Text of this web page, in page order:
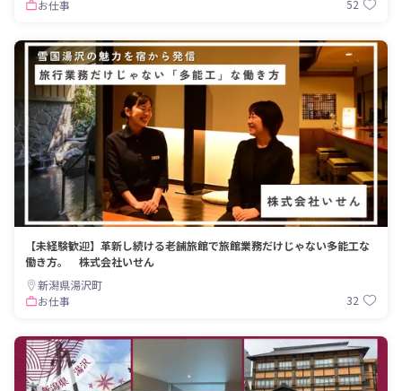
お仕事
52
【未経験歓迎】革新し続ける老舗旅館で旅館業務だけじゃない多能工な
働き方。 株式会社いせん
新潟県湯沢町
お仕事
32